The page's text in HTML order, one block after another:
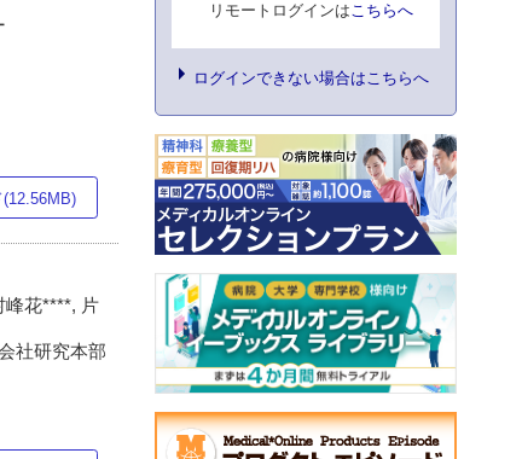
峰花****, 片
社研究本部
リモートログインはこちらへ
ログインできない場合はこちらへ